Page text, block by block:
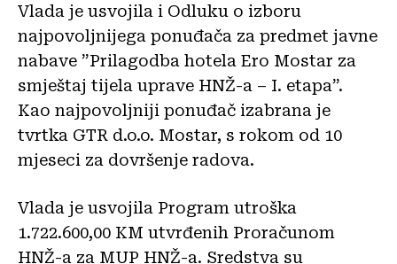
Vlada je usvojila i Odluku o izboru
najpovoljnijega ponuđača za predmet javne
nabave ”Prilagodba hotela Ero Mostar za
smještaj tijela uprave HNŽ-a – I. etapa”.
Kao najpovoljniji ponuđač izabrana je
tvrtka GTR d.o.o. Mostar, s rokom od 10
mjeseci za dovršenje radova.
Vlada je usvojila Program utroška
1.722.600,00 KM utvrđenih Proračunom
HNŽ-a za MUP HNŽ-a. Sredstva su